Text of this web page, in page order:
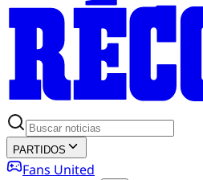
PARTIDOS
Fans United